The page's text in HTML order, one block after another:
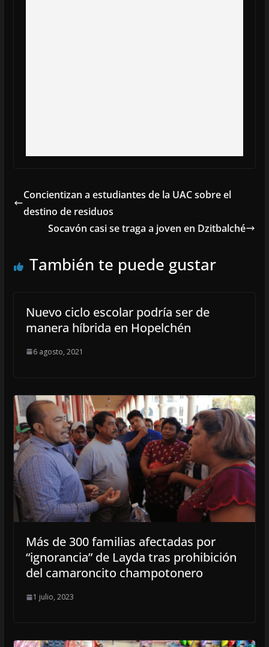
Concientizan a estudiantes de la UAC sobre el
destino de residuos
Socavón casi se traga a joven en Dzitbalché
También te puede gustar
Nuevo ciclo escolar podría ser de
manera híbrida en Hopelchén
6 agosto, 2021
Más de 300 familias afectadas por
“ignorancia” de Layda tras prohibición
del camaroncito champotonero
1 julio, 2023